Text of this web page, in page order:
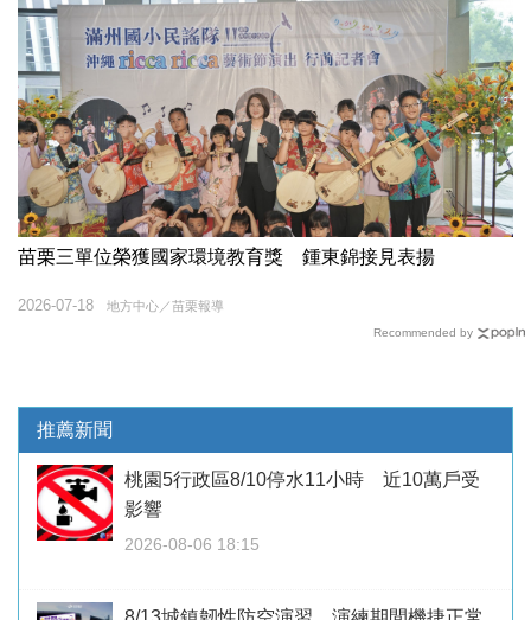
苗栗三單位榮獲國家環境教育獎 鍾東錦接見表揚
地方中心／苗栗報導
2026-07-18
Recommended by
推薦新聞
桃園5行政區8/10停水11小時 近10萬戶受
影響
2026-08-06 18:15